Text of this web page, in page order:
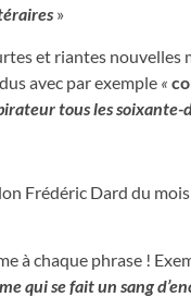
»
et riantes nouvelles
avec par exemple «
tous les soixante-
Frédéric Dard du
à chaque phrase !
qui se fait un sang